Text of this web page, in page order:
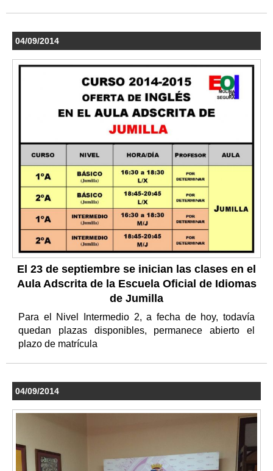
04/09/2014
El 23 de septiembre se inician las clases en el
Aula Adscrita de la Escuela Oficial de Idiomas
de Jumilla
Para el Nivel Intermedio 2, a fecha de hoy, todavía
quedan plazas disponibles, permanece abierto el
plazo de matrícula
04/09/2014